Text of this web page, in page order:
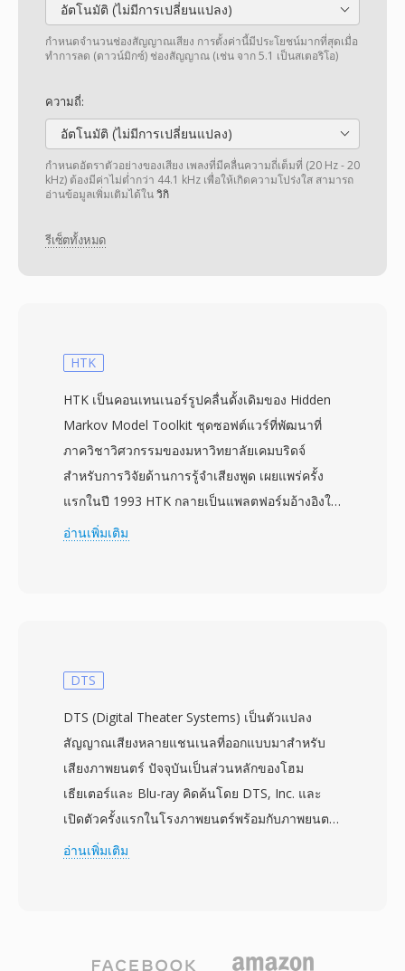
อัตโนมัติ (ไม่มีการเปลี่ยนแปลง)
กำหนดจำนวนช่องสัญญาณเสียง การตั้งค่านี้มีประโยชน์มากที่สุดเมื่อ
ทำการลด (ดาวน์มิกซ์) ช่องสัญญาณ (เช่น จาก 5.1 เป็นสเตอริโอ)
ความถี่:
อัตโนมัติ (ไม่มีการเปลี่ยนแปลง)
กำหนดอัตราตัวอย่างของเสียง เพลงที่มีคลื่นความถี่เต็มที่ (20 Hz - 20
kHz) ต้องมีค่าไม่ต่ำกว่า 44.1 kHz เพื่อให้เกิดความโปร่งใส สามารถ
อ่านข้อมูลเพิ่มเติมได้ในวิกิ
รีเซ็ตทั้งหมด
HTK
HTK เป็นคอนเทนเนอร์รูปคลื่นดั้งเดิมของ Hidden
Markov Model Toolkit ชุดซอฟต์แวร์ที่พัฒนาที่
ภาควิชาวิศวกรรมของมหาวิทยาลัยเคมบริดจ์
สำหรับการวิจัยด้านการรู้จำเสียงพูด เผยแพร่ครั้ง
แรกในปี 1993 HTK กลายเป็นแพลตฟอร์มอ้างอิงใน
ห้องปฏิบัติการภาษาศาสตร์คอมพิวเตอร์ทั่วโลกอย่าง
มีตั้งแต่ waveform PCM ไปจนถึง Mel-frequency
ความอเนกประสงค์นี้ช่วยให้คอนเทนเนอร์เดียว
บรรจุทั้งเสียงต้นทางและคุณลักษณะที่สกัดออกมา
โดยไม่ต้องเปลี่ยนตัวแยกวิเคราะห์ ส่วนหัวที่เรียบ
ง่ายอย่างจงใจหลีกเลี่ยง alignment padding หรือ
หรือ MATLAB ได้ง่ายด้วยโค้ดไบนารี I/O เพียงไม่กี่
เลย์เอาต์ไบต์ที่แน่นอนซึ่งขจัดความคลุมเครือของ
อ่านเพิ่มเติม
DTS
DTS (Digital Theater Systems) เป็นตัวแปลง
สัญญาณเสียงหลายแชนเนลที่ออกแบบมาสำหรับ
เสียงภาพยนตร์ ปัจจุบันเป็นส่วนหลักของโฮม
เธียเตอร์และ Blu-ray คิดค้นโดย DTS, Inc. และ
เปิดตัวครั้งแรกในโรงภาพยนตร์พร้อมกับภาพยนตร์
Jurassic Park ปี 1993 เทคโนโลยีนี้ส่งมอบเสียงเซ
อ่านเพิ่มเติม